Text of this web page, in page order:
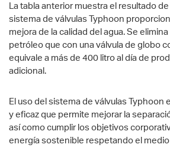
La tabla anterior muestra el resultado
sistema de válvulas Typhoon
mejora de la calidad del agua. Se
petróleo que con una válvula de globo
equivale a más de 400 litro al día de
adicional.
El uso del sistema de válvulas Typhoon
y eficaz que permite mejorar la
así como cumplir los objetivos
energía sostenible respetando el